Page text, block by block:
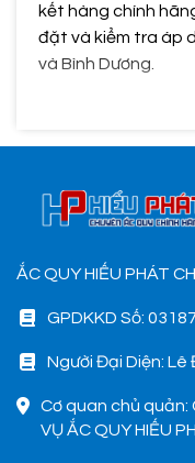
kết hàng chính
đặt và kiểm tra áp
và Bình Dương.
ẮC QUY HIẾU PHÁT
GPDKKD Số:
Người Đại Diện: Lê
Cơ quan chủ quản:
VỤ ẮC QUY HIẾU